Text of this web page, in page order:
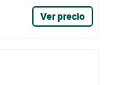
Ver precio